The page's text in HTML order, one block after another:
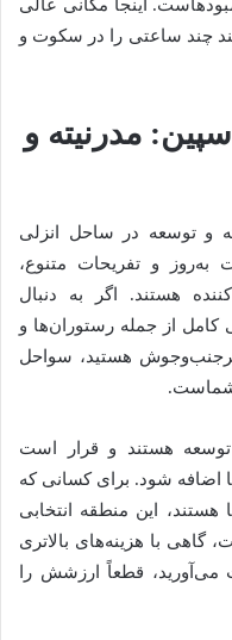
اینجا مکانی عالی
چند ساعتی را در سکوت و
مدرنیته و
و توسعه در ساحل انزلی
به‌روز و تفریحات متنوع،
هستند. اگر به دنبال
کامل از جمله رستوران‌ها و
هستید، سواحل
شماست.
هستند و قرار است
اضافه شود. برای کسانی که
هستند، این منطقه انتخابی
گاهی با هزینه‌های بالاتری
قطعاً ارزشش را